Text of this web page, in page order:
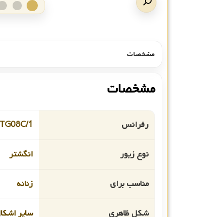
مشخصات
مشخصات
رفرانس 1
نوع زیور انگشتر
مناسب برای زنانه
شکل ظاهری سایر